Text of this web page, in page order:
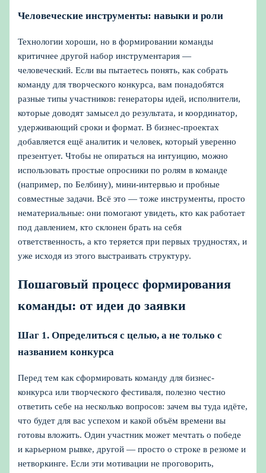
Человеческие инструменты: навыки и роли
Технологии хороши, но в формировании команды
критичнее другой набор инструментария —
человеческий. Если вы пытаетесь понять, как собрать
команду для творческого конкурса, вам понадобятся
разные типы участников: генераторы идей, исполнители,
которые доводят замысел до результата, и координатор,
удерживающий сроки и формат. В бизнес-проектах
добавляется ещё аналитик и человек, который уверенно
презентует. Чтобы не опираться на интуицию, можно
использовать простые опросники по ролям в команде
(например, по Белбину), мини-интервью и пробные
совместные задачи. Всё это — тоже инструменты, просто
нематериальные: они помогают увидеть, кто как работает
под давлением, кто склонен брать на себя
ответственность, а кто теряется при первых трудностях, и
уже исходя из этого выстраивать структуру.
Пошаговый процесс формирования
команды: от идеи до заявки
Шаг 1. Определиться с целью, а не только с
названием конкурса
Перед тем как сформировать команду для бизнес-
конкурса или творческого фестиваля, полезно честно
ответить себе на несколько вопросов: зачем вы туда идёте,
что будет для вас успехом и какой объём времени вы
готовы вложить. Один участник может мечтать о победе
и карьерном рывке, другой — просто о строке в резюме и
нетворкинге. Если эти мотивации не проговорить,